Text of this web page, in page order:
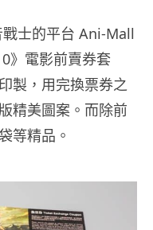
戰士的平台 Ani-Mall
》電影前賣券套
製，用完換票券之
精美圖案。而除前
等精品。